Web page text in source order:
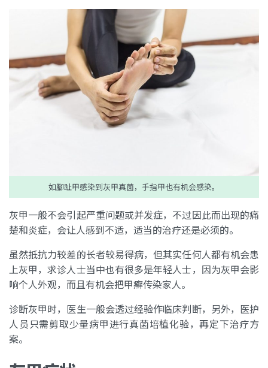
如腳趾甲感染到灰甲真菌，手指甲也有机会感染。
灰甲一般不会引起严重问题或并发症，不过因此而出现的痛
楚和炎症，会让人感到不适，适当的治疗还是必须的。
虽然抵抗力较差的长者较易得病，但其实任何人都有机会患
上灰甲，求诊人士当中也有很多是年轻人士，因为灰甲会影
响个人外观，而且有机会把甲癣传染家人。
诊断灰甲时，医生一般会透过经验作临床判断，另外，医护
人员只需剪取少量病甲进行真菌培植化验，再定下治疗方
案。